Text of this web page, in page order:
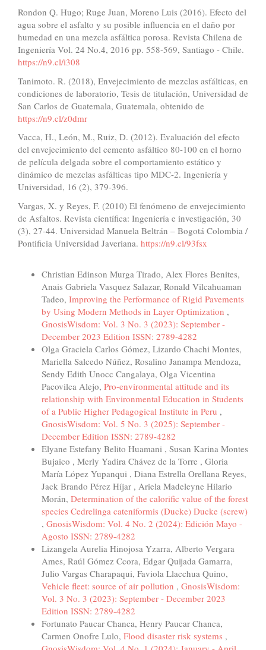
Rondon Q. Hugo; Ruge Juan, Moreno Luis (2016). Efecto del
agua sobre el asfalto y su posible influencia en el daño por
humedad en una mezcla asfáltica porosa. Revista Chilena de
Ingeniería Vol. 24 No.4, 2016 pp. 558-569, Santiago - Chile.
https://n9.cl/i308
Tanimoto. R. (2018), Envejecimiento de mezclas asfálticas, en
condiciones de laboratorio, Tesis de titulación, Universidad de
San Carlos de Guatemala, Guatemala, obtenido de
https://n9.cl/z0dmr
Vacca, H., León, M., Ruiz, D. (2012). Evaluación del efecto
del envejecimiento del cemento asfáltico 80-100 en el horno
de película delgada sobre el comportamiento estático y
dinámico de mezclas asfálticas tipo MDC-2. Ingeniería y
Universidad, 16 (2), 379-396.
Vargas, X. y Reyes, F. (2010) El fenómeno de envejecimiento
de Asfaltos. Revista científica: Ingeniería e investigación, 30
(3), 27-44. Universidad Manuela Beltrán – Bogotá Colombia /
Pontificia Universidad Javeriana. https://n9.cl/93fsx
Christian Edinson Murga Tirado, Alex Flores Benites,
Anais Gabriela Vasquez Salazar, Ronald Vilcahuaman
Tadeo, Improving the Performance of Rigid Pavements
by Using Modern Methods in Layer Optimization ,
GnosisWisdom: Vol. 3 No. 3 (2023): September -
December 2023 Edition ISSN: 2789-4282
Olga Graciela Carlos Gómez, Lizardo Chachi Montes,
Mariella Salcedo Núñez, Rosalino Janampa Mendoza,
Sendy Edith Unocc Cangalaya, Olga Vicentina
Pacovilca Alejo, Pro-environmental attitude and its
relationship with Environmental Education in Students
of a Public Higher Pedagogical Institute in Peru ,
GnosisWisdom: Vol. 5 No. 3 (2025): September -
December Edition ISSN: 2789-4282
Elyane Estefany Belito Huamani , Susan Karina Montes
Bujaico , Merly Yadira Chávez de la Torre , Gloria
María López Yupanqui , Diana Estrella Orellana Reyes,
Jack Brando Pérez Híjar , Ariela Madeleyne Hilario
Morán, Determination of the calorific value of the forest
species Cedrelinga cateniformis (Ducke) Ducke (screw)
, GnosisWisdom: Vol. 4 No. 2 (2024): Edición Mayo -
Agosto ISSN: 2789-4282
Lizangela Aurelia Hinojosa Yzarra, Alberto Vergara
Ames, Raúl Gómez Ccora, Edgar Quijada Gamarra,
Julio Vargas Charapaqui, Faviola Llacchua Quino,
Vehicle fleet: source of air pollution , GnosisWisdom:
Vol. 3 No. 3 (2023): September - December 2023
Edition ISSN: 2789-4282
Fortunato Paucar Chanca, Henry Paucar Chanca,
Carmen Onofre Lulo, Flood disaster risk systems ,